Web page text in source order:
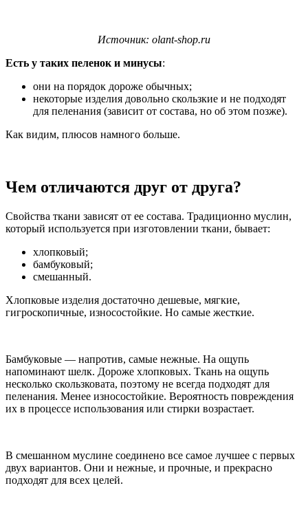
Источник: olant-shop.ru
Есть у таких пеленок и минусы:
они на порядок дороже обычных;
некоторые изделия довольно скользкие и не подходят
для пеленания (зависит от состава, но об этом позже).
Как видим, плюсов намного больше.
Чем отличаются друг от друга?
Свойства ткани зависят от ее состава. Традиционно муслин,
который используется при изготовлении ткани, бывает:
хлопковый;
бамбуковый;
смешанный.
Хлопковые изделия достаточно дешевые, мягкие,
гигроскопичные, износостойкие. Но самые жесткие.
Бамбуковые — напротив, самые нежные. На ощупь
напоминают шелк. Дороже хлопковых. Ткань на ощупь
несколько скользковата, поэтому не всегда подходят для
пеленания. Менее износостойкие. Вероятность повреждения
их в процессе использования или стирки возрастает.
В смешанном муслине соединено все самое лучшее с первых
двух вариантов. Они и нежные, и прочные, и прекрасно
подходят для всех целей.